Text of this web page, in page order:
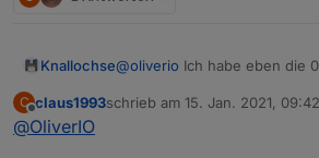
Knallochse@oliverio Ich habe eben die
Reibungslos (latest?).
Einen Vorschlag möchte ich
C
Offline
claus1993schrieb am 15. Jan. 2021, 09:42
zuletzt editiert von
@OliverIO